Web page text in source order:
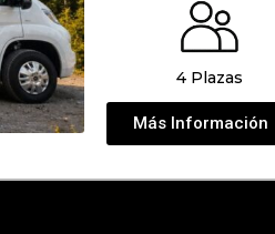
4 Plazas
Más Información